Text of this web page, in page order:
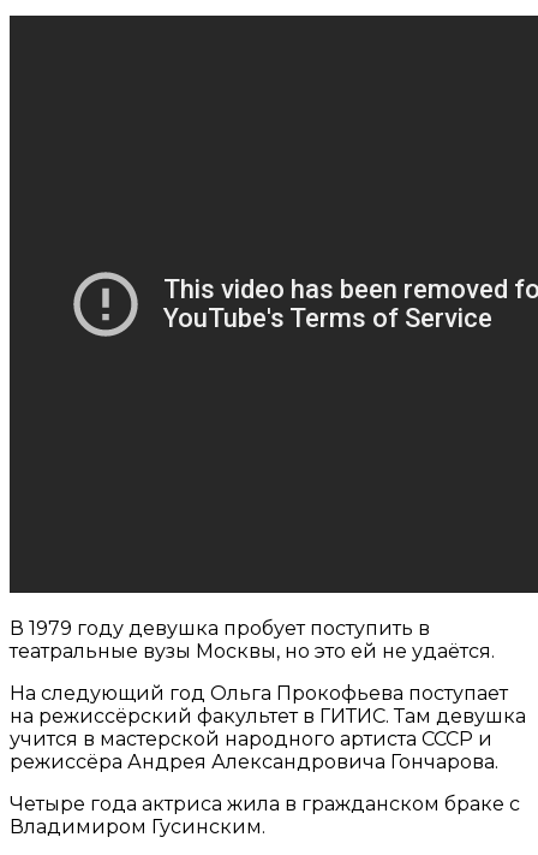
В 1979 году девушка пробует поступить в
театральные вузы Москвы, но это ей не удаётся.
На следующий год Ольга Прокофьева поступает
на режиссёрский факультет в ГИТИС. Там девушка
учится в мастерской народного артиста СССР и
режиссёра Андрея Александровича Гончарова.
Четыре года актриса жила в гражданском браке с
Владимиром Гусинским.